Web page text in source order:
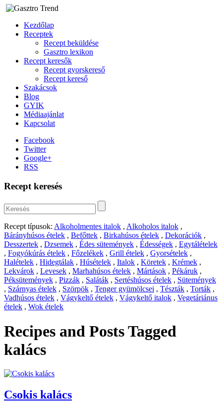
Kezdőlap
Receptek
Recept beküldése
Gasztro lexikon
Recept keresők
Recept gyorskereső
Recept kereső
Szakácsok
Blog
GYIK
Médiaajánlat
Kapcsolat
Facebook
Twitter
Google+
RSS
Recept keresés
Recept típusok: Alkoholmentes italok , Alkoholos italok ,
Bárányhúsos ételek , Befőttek , Birkahúsos ételek , Dekorációk ,
Desszertek , Dzsemek , Édes sütemények , Édességek , Egytálételek
, Fogyókúrás ételek , Főzelékek , Grill ételek , Gyorsételek ,
Halételek , Hidegtálak , Húsételek , Italok , Köretek , Krémek ,
Lekvárok , Levesek , Marhahúsos ételek , Mártások , Pékáruk ,
Péksütemények , Pizzák , Saláták , Sertéshúsos ételek , Sütemények
, Szárnyas ételek , Szörpök , Tenger gyümölcsei , Tészták , Torták ,
Vadhúsos ételek , Vágykeltő ételek , Vágykeltő italok , Vegetáriánus
ételek , Wok ételek
Recipes and Posts Tagged
kalács
Csokis kalács